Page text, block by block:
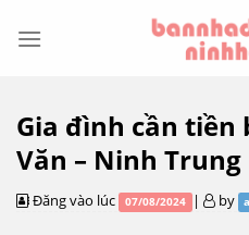
Gia đình cần tiền
Văn – Ninh Trung
Đăng vào lúc 07/08/2024 | by